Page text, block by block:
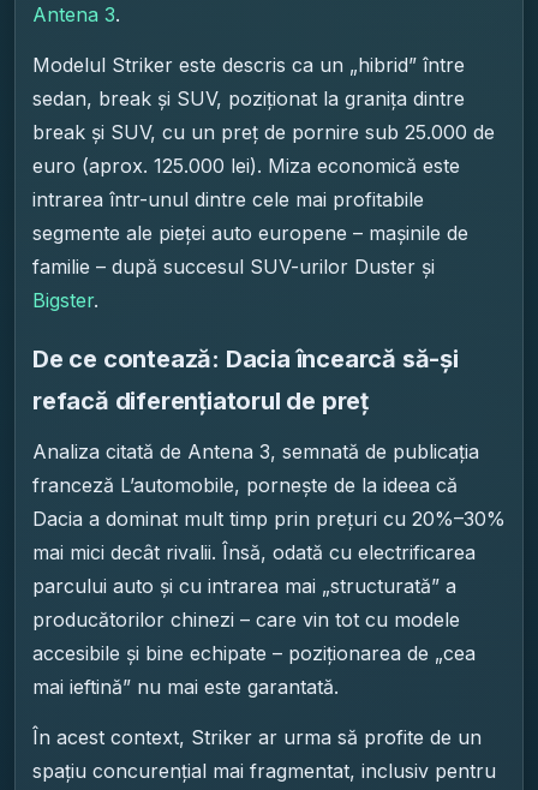
Antena 3.
Modelul Striker este descris ca un „hibrid” între
sedan, break și SUV, poziționat la granița dintre
break și SUV, cu un preț de pornire sub 25.000 de
euro (aprox. 125.000 lei). Miza economică este
intrarea într-unul dintre cele mai profitabile
segmente ale pieței auto europene – mașinile de
familie – după succesul SUV-urilor Duster și
Bigster.
De ce contează: Dacia încearcă să-și
refacă diferențiatorul de preț
Analiza citată de Antena 3, semnată de publicația
franceză L’automobile, pornește de la ideea că
Dacia a dominat mult timp prin prețuri cu 20%–30%
mai mici decât rivalii. Însă, odată cu electrificarea
parcului auto și cu intrarea mai „structurată” a
producătorilor chinezi – care vin tot cu modele
accesibile și bine echipate – poziționarea de „cea
mai ieftină” nu mai este garantată.
În acest context, Striker ar urma să profite de un
spațiu concurențial mai fragmentat, inclusiv pentru